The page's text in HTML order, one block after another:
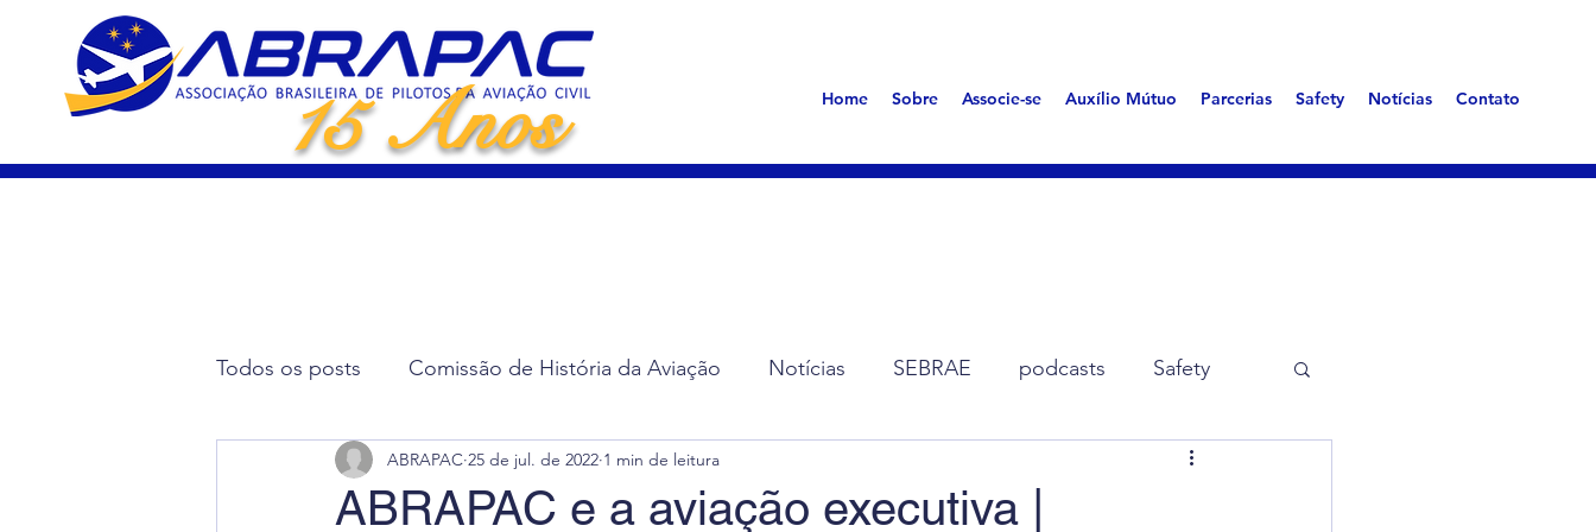
15 Anos Home Sobre Associe-se Auxílio Mútuo Parcerias Safety Notícias Contato
Todos os posts Comissão de História da Aviação Notícias SEBRAE podcasts Safety
Artigos Científicos Eleição de Diretoria Síndrome Aerotóxica
ABRAPAC e a aviação executiva |
ABRAPAC 25 de jul. de 2022 1 min de leitura